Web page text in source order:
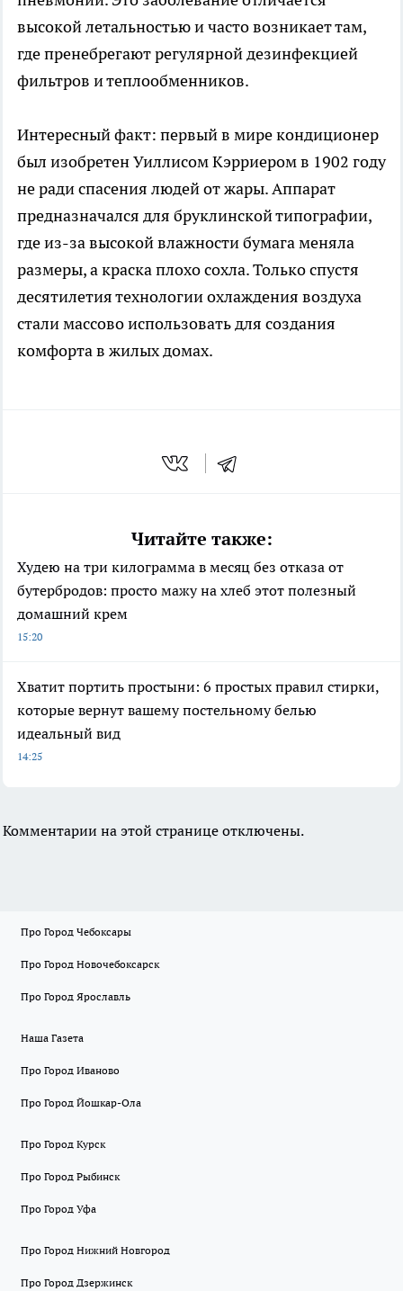
высокой летальностью и часто возникает там,
где пренебрегают регулярной дезинфекцией
фильтров и теплообменников.
Интересный факт: первый в мире кондиционер
был изобретен Уиллисом Кэрриером в 1902 году
не ради спасения людей от жары. Аппарат
предназначался для бруклинской типографии,
где из-за высокой влажности бумага меняла
размеры, а краска плохо сохла. Только спустя
десятилетия технологии охлаждения воздуха
стали массово использовать для создания
комфорта в жилых домах.
Читайте также:
Худею на три килограмма в месяц без отказа от
бутербродов: просто мажу на хлеб этот полезный
домашний крем
15:20
Хватит портить простыни: 6 простых правил стирки,
которые вернут вашему постельному белью
идеальный вид
14:25
Комментарии на этой странице отключены.
Про Город Чебоксары
Про Город Новочебоксарск
Про Город Ярославль
Наша Газета
Про Город Иваново
Про Город Йошкар-Ола
Про Город Курск
Про Город Рыбинск
Про Город Уфа
Про Город Нижний Новгород
Про Город Дзержинск